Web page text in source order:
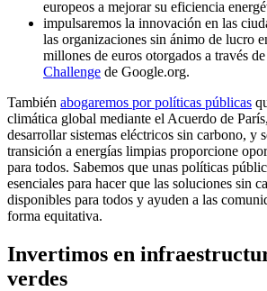
europeos a mejorar su eficiencia
impulsaremos la innovación en las
las organizaciones sin ánimo de lucro
millones de euros otorgados a través
Challenge de Google.org.
También abogaremos por políticas públicas
climática global mediante el Acuerdo de
desarrollar sistemas eléctricos sin carbono, y
transición a energías limpias proporcione
para todos. Sabemos que unas políticas
esenciales para hacer que las soluciones sin
disponibles para todos y ayuden a las
forma equitativa.
Invertimos en
verdes